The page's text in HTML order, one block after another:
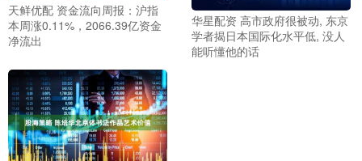
天鲜优配 资金流向周报：沪指
本周涨0.11%，2066.39亿资金
净流出
华星配资 高市政府很被动, 东京
学者揭日本国际化水平低, 没人
能听懂他的话